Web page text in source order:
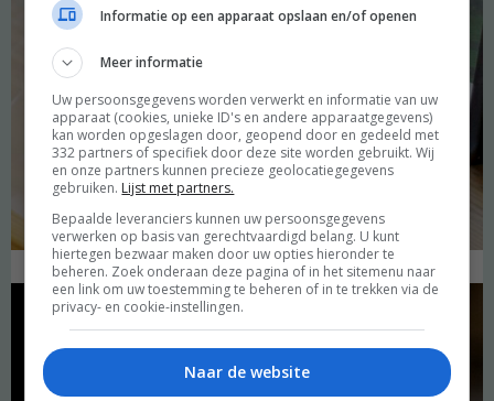
Informatie op een apparaat opslaan en/of openen
Meer informatie
Uw persoonsgegevens worden verwerkt en informatie van uw
apparaat (cookies, unieke ID's en andere apparaatgegevens)
kan worden opgeslagen door, geopend door en gedeeld met
332 partners of specifiek door deze site worden gebruikt. Wij
en onze partners kunnen precieze geolocatiegegevens
gebruiken. Lijst met partners.
Bepaalde leveranciers kunnen uw persoonsgegevens
verwerken op basis van gerechtvaardigd belang. U kunt
hiertegen bezwaar maken door uw opties hieronder te
beheren. Zoek onderaan deze pagina of in het sitemenu naar
een link om uw toestemming te beheren of in te trekken via de
privacy- en cookie-instellingen.
Naar de website